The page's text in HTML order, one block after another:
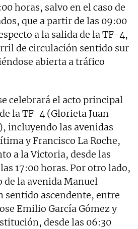
horas, salvo en el caso de
que a partir de las 09:00
a la salida de la TF-4,
de circulación sentido sur
abierta a tráfico
celebrará el acto principal
la TF-4 (Glorieta Juan
incluyendo las avenidas
y Francisco La Roche,
a la Victoria, desde las
17:00 horas. Por otro lado,
de la avenida Manuel
sentido ascendente, entre
Emilio García Gómez y
desde las 06:30